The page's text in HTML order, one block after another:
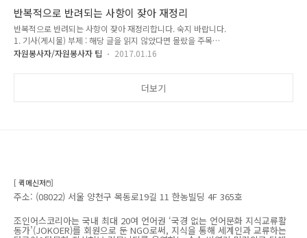
외국인의 목소리 듣기외부 활동 기획 및 진행: 인터뷰, 캠페인 등
해당 활동 기반 컨텐츠 제작: 형식 자유 ex/ 동영상, 칼럼, 카드
뉴스, 웹툰 등 외국인 대상 홍보 컨텐츠 기획 및 제작 Q&A 형식
으로 온라인 컨텐츠 제작 월 정기회의 (날짜: 팀원간 회의 통해
결정 /장소: 사무국) 세부 활동 단계 별 안내외국인의 목소리 듣
반복적으로 반려되는 사항이 잦아 재정리
반복적으로 반려되는 사항이 잦아 재정리합니다. 숙지 바랍니다.
1. 기사(게시물) 부제 : 해당 글을 읽지 않았다면 몰랐을 주목할
만한 사실 등 독자의 눈길을 확실히 끌 수 있는 내용을 뽑아서 독
세히 보기) 2. 이미지 화질/크기 부적합 : 원본 이미지가 가로 크
자원봉사자/자원봉사자 팁 2017.01.16
더보기
[ 퀵메신저🖱️]
주소: (08022) 서울 양천구 목동로19길 11 한농빌딩 4F 365호
조인어스코리아는 국내 최대 20여 언어권 ‘국경 없는 언어문화 지식교류활
동가’(JOKOER)를 회원으로 둔 NGO로써, 지식을 통해 세계인과 교류하는